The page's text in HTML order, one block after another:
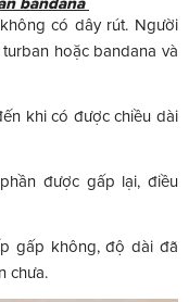
có dây rút. Người
hoặc bandana và
khi có được chiều dài
được gấp lại, điều
gấp không, độ dài đã
chưa.